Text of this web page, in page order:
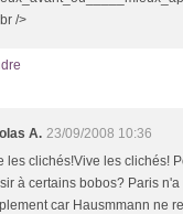
/>
A. 23/09/2008 10:36
les clichés!Vive les clichés!
à certains bobos? Paris
car Hausmmann ne